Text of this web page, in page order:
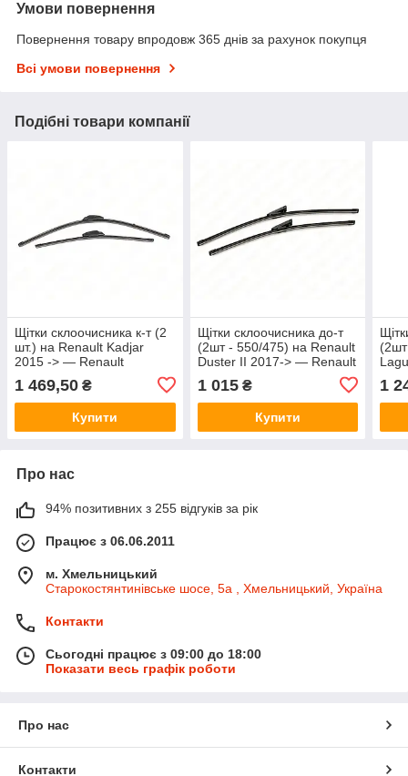
Умови повернення
Повернення товару впродовж 365 днів за рахунок покупця
Всі умови повернення
Подібні товари компанії
Щітки склоочисника к-т (2
шт.) на Renault Kadjar
2015 -> — Renault
(Оригінал) — 288903138R
1 469,50 ₴
Купити
Щітки склоочисника до-т
(2шт - 550/475) на Renault
Duster II 2017-> — Renault
(Оригінал) - 288902078R
1 015₴
Купити
1
Про нас
94% позитивних з 255 відгуків за рік
Працює з 06.06.2011
м. Хмельницький
Старокостянтинівське шосе, 5а , Хмельницький, Україна
Контакти
Сьогодні працює з 09:00 до 18:00
Показати весь графік роботи
Про нас
Контакти